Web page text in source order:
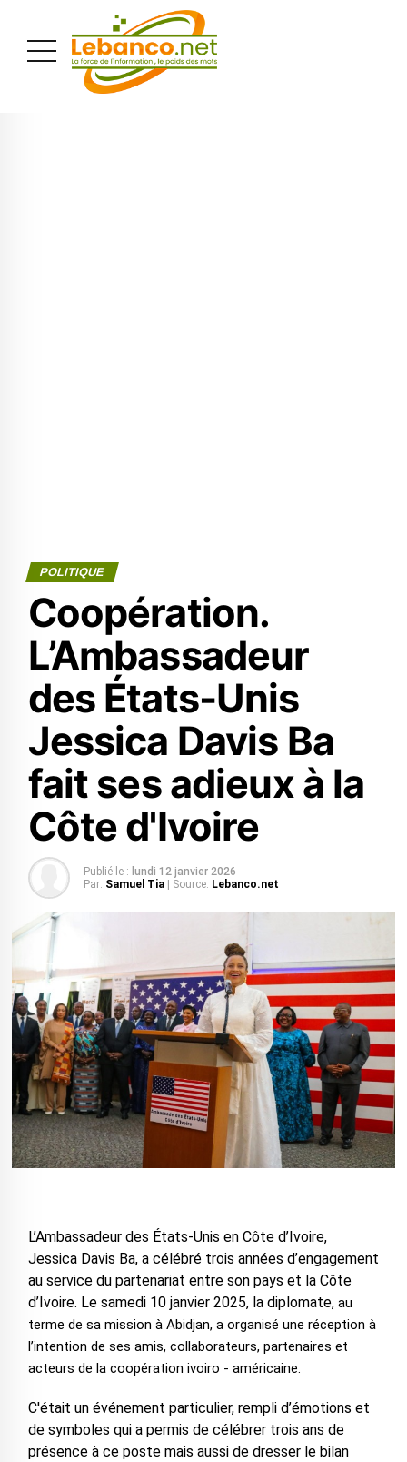
POLITIQUE
Coopération.
L’Ambassadeur
des États-Unis
Jessica Davis Ba
fait ses adieux à la
Côte d'Ivoire
Publié le : lundi 12 janvier 2026
Par: Samuel Tia | Source: Lebanco.net
L’Ambassadeur des États-Unis en Côte d’Ivoire,
Jessica Davis Ba, a célébré trois années d’engagement
au service du partenariat entre son pays et la Côte
d’Ivoire. Le samedi 10 janvier 2025, la diplomate, au
terme de sa mission à Abidjan, a organisé une réception à
l’intention de ses amis, collaborateurs, partenaires et
acteurs de la coopération ivoiro - américaine.
C'était un événement particulier, rempli d’émotions et
de symboles qui a permis de célébrer trois ans de
présence à ce poste mais aussi de dresser le bilan